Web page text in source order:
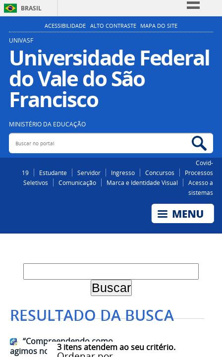
BRASIL
Simplifique!
Participe
Acesso à informação
Legislação
ACESSIBILIDADE ALTO CONTRASTE MAPA DO SITE
UNIVASF
Universidade Federal
do Vale do São
Francisco
MINISTÉRIO DA EDUCAÇÃO
Buscar no portal
Covid-
19
Estudante Servidor Ingresso Concursos
Processos
Seletivos
Comunicação Marca e Identidade Visual
Acesso a
sistemas
RESULTADO DA BUSCA
3itens atendem ao seu critério.
“Compreendendo como
agimos no isolamento: